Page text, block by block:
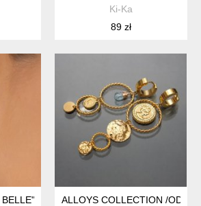
Ki-Ka
89 zł
KOŁA Z CYRKONIAMI 11MM -
ALLOYS COLLECTION /ODD/